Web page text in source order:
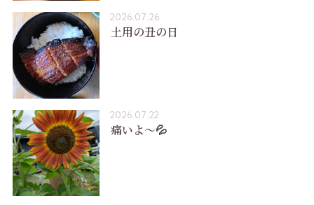
2026.07.26
土用の丑の日
2026.07.22
痛いよ〜💦